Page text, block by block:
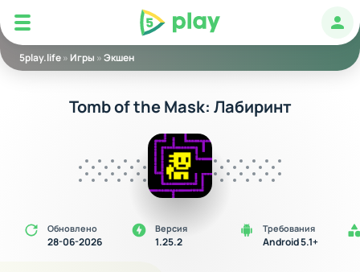
5play
5play.life» Игры »Экшен
Tomb of the Mask: Лабиринт
Обновлено
28-06-2026
Версия
1.25.2
Требования
Android 5.1+